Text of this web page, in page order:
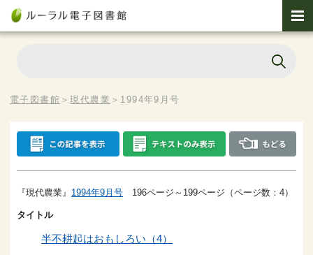
電子図書館 ＞現代農業 ＞ 1994年9月号
『現代農業』 1994年9月号 196ページ～199ページ（ページ数：4）
タイトル
半不耕起はおもしろい（4）